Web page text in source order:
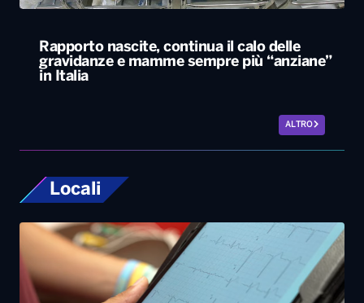
Rapporto nascite, continua il calo delle
gravidanze e mamme sempre più “anziane”
in Italia
ALTRO
Locali